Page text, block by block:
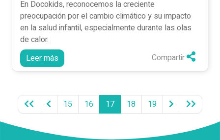
En Docokids, reconocemos la creciente
preocupación por el cambio climático y su impacto
en la salud infantil, especialmente durante las olas
de calor.
Leer más
Compartir
15 16 17(current)
18 19